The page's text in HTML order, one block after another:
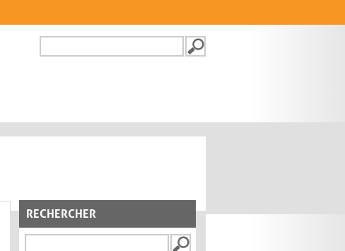
FORMULAIRE DE
RECHERCHER